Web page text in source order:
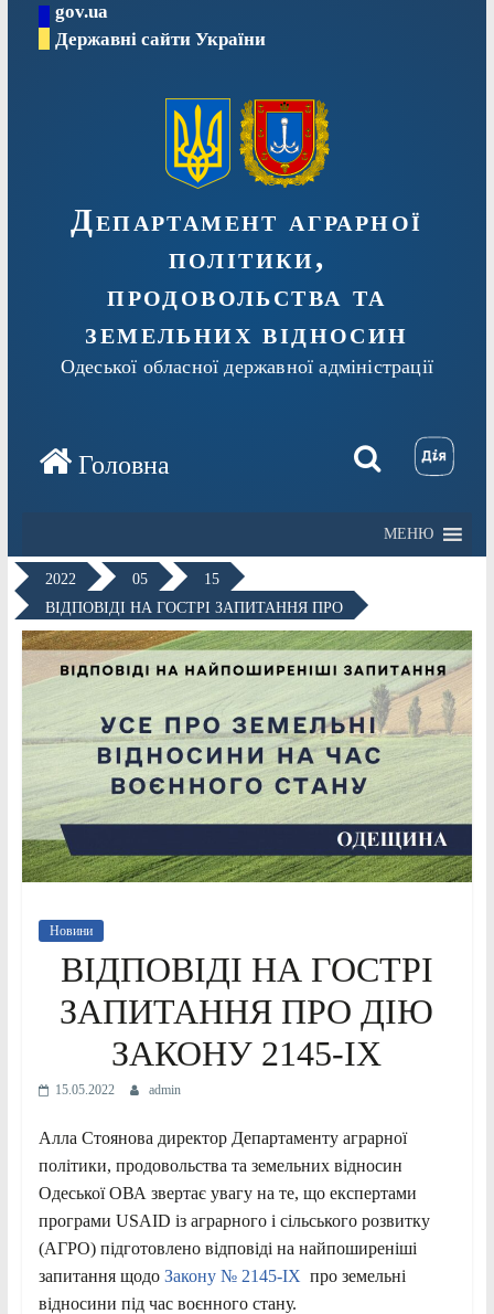
Перейтиgov.ua
Державні сайти України
Департамент аграрної
політики,
продовольства та
земельних відносин
Одеської обласної державної адміністрації
МЕНЮ
2022 05
15
ВІДПОВІДІ НА ГОСТРІ ЗАПИТАННЯ ПРО
Новини
ВІДПОВІДІ НА ГОСТРІ
ЗАПИТАННЯ ПРО ДІЮ
ЗАКОНУ 2145-IX
15.05.2022 admin
Алла Стоянова директор Департаменту аграрної
політики, продовольства та земельних відносин
Одеської ОВА звертає увагу на те, що експертами
програми USAID із аграрного і сільського розвитку
(АГРО) підготовлено відповіді на найпоширеніші
запитання щодоЗакону № 2145-IX про земельні
відносини під час воєнного стану.